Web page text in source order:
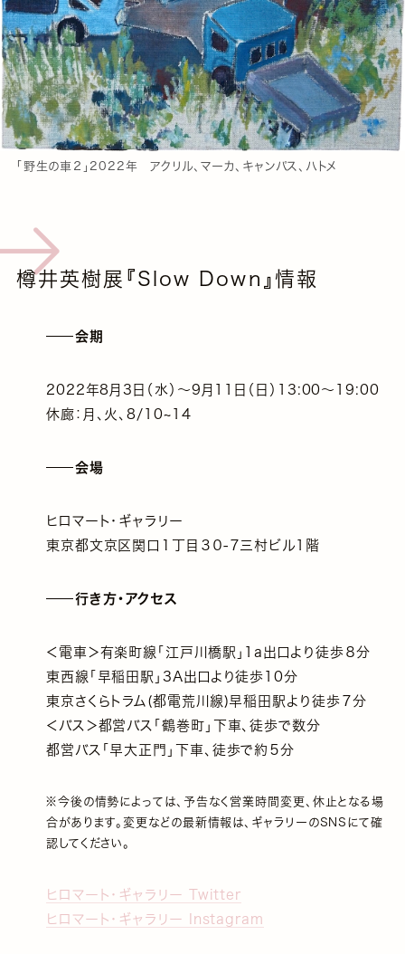
「野生の車２」2022年 アクリル、マーカ、キャンパス、ハトメ
樽井英樹展『Slow Down』情報
会期
2022年8月3日（水）〜9月11日（日）13:00〜19:00
休廊：月、火、8/10~14
会場
ヒロマート・ギャラリー
東京都文京区関口１丁目３０-７三村ビル1階
行き方・アクセス
＜電車＞有楽町線「江戸川橋駅」1a出口より徒歩８分
東西線「早稲田駅」3A出口より徒歩10分
東京さくらトラム(都電荒川線)早稲田駅より徒歩７分
＜バス＞都営バス「鶴巻町」下車、徒歩で数分
都営バス「早大正門」下車、徒歩で約５分
※今後の情勢によっては、予告なく営業時間変更、休止となる場
合があります。変更などの最新情報は、ギャラリーのSNSにて確
認してください。
ヒロマート・ギャラリー Twitter
ヒロマート・ギャラリー Instagram